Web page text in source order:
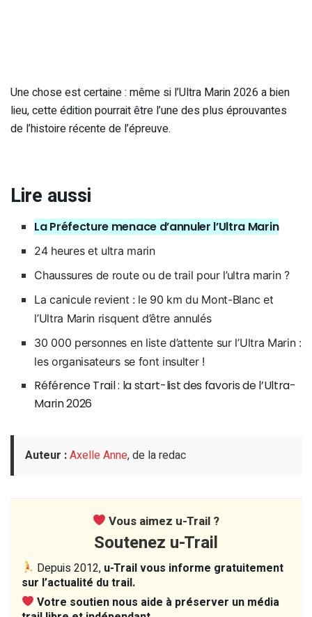
Une chose est certaine : même si l’Ultra Marin 2026 a bien
lieu, cette édition pourrait être l’une des plus éprouvantes
de l’histoire récente de l’épreuve.
Lire aussi
La Préfecture menace d’annuler l’Ultra Marin
24 heures et ultra marin
Chaussures de route ou de trail pour l’ultra marin ?
La canicule revient : le 90 km du Mont-Blanc et
l’Ultra Marin risquent d’être annulés
30 000 personnes en liste d’attente sur l’Ultra Marin :
les organisateurs se font insulter !
Référence Trail : la start-list des favoris de l’Ultra-
Marin 2026
Auteur :Axelle Anne, de la redac
Vous aimez u-Trail ?
Soutenez u-Trail
Depuis 2012, u-Trail vous informe gratuitement
sur l’actualité du trail.
Votre soutien nous aide à préserver un média